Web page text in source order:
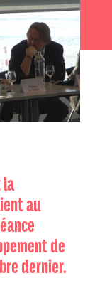
au
de
dernier.